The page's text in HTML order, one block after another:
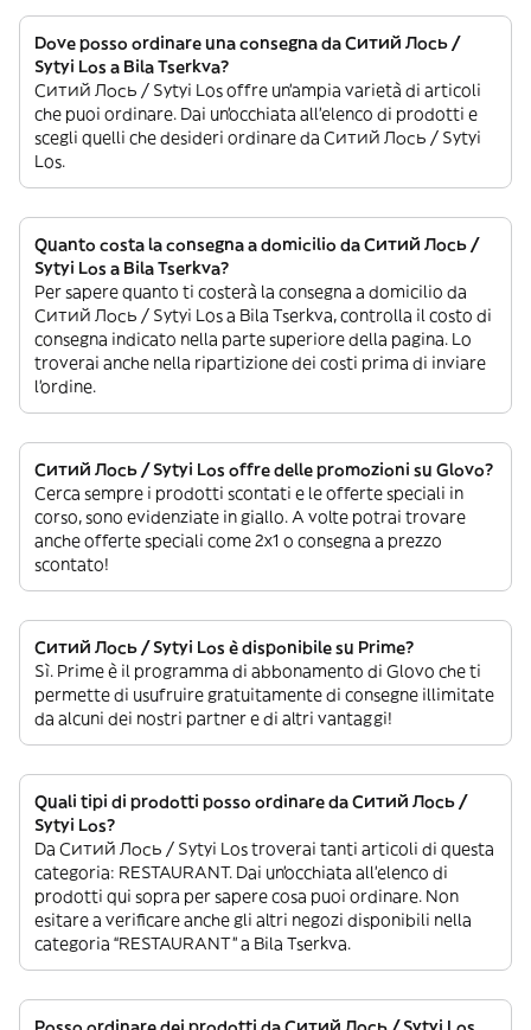
Dove posso ordinare una consegna da Ситий Лось /
Sytyi Los a Bila Tserkva?
Ситий Лось / Sytyi Los offre un’ampia varietà di articoli
che puoi ordinare. Dai un’occhiata all’elenco di prodotti e
scegli quelli che desideri ordinare da Ситий Лось / Sytyi
Los.
Quanto costa la consegna a domicilio da Ситий Лось /
Sytyi Los a Bila Tserkva?
Per sapere quanto ti costerà la consegna a domicilio da
Ситий Лось / Sytyi Los a Bila Tserkva, controlla il costo di
consegna indicato nella parte superiore della pagina. Lo
troverai anche nella ripartizione dei costi prima di inviare
l’ordine.
Ситий Лось / Sytyi Los offre delle promozioni su Glovo?
Cerca sempre i prodotti scontati e le offerte speciali in
corso, sono evidenziate in giallo. A volte potrai trovare
anche offerte speciali come 2x1 o consegna a prezzo
scontato!
Ситий Лось / Sytyi Los è disponibile su Prime?
Sì. Prime è il programma di abbonamento di Glovo che ti
permette di usufruire gratuitamente di consegne illimitate
da alcuni dei nostri partner e di altri vantaggi!
Quali tipi di prodotti posso ordinare da Ситий Лось /
Sytyi Los?
Da Ситий Лось / Sytyi Los troverai tanti articoli di questa
categoria: RESTAURANT. Dai un’occhiata all’elenco di
prodotti qui sopra per sapere cosa puoi ordinare. Non
esitare a verificare anche gli altri negozi disponibili nella
categoria “RESTAURANT” a Bila Tserkva.